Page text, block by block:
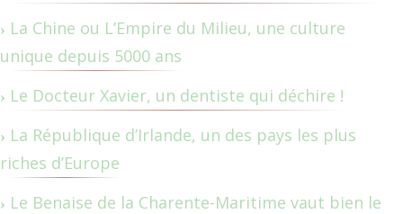
La Chine ou L’Empire du Milieu, une culture
unique depuis 5000 ans
Le Docteur Xavier, un dentiste qui déchire !
La République d’Irlande, un des pays les plus
riches d’Europe
Le Benaise de la Charente-Maritime vaut bien le